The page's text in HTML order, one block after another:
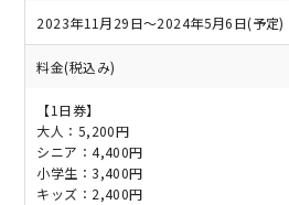
2023年11月29日～2024年5月6日(予定)
料金(税込み)
【1日券】
大人：5,200円
シニア：4,400円
小学生：3,400円
キッズ：2,400円